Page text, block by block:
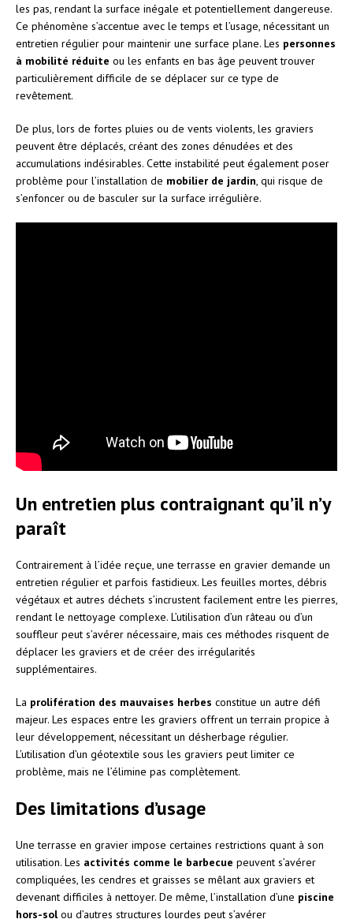
les pas, rendant la surface inégale et potentiellement dangereuse.
Ce phénomène s’accentue avec le temps et l’usage, nécessitant un
entretien régulier pour maintenir une surface plane. Les personnes
à mobilité réduite ou les enfants en bas âge peuvent trouver
particulièrement difficile de se déplacer sur ce type de
revêtement.
De plus, lors de fortes pluies ou de vents violents, les graviers
peuvent être déplacés, créant des zones dénudées et des
accumulations indésirables. Cette instabilité peut également poser
problème pour l’installation de mobilier de jardin , qui risque de
s’enfoncer ou de basculer sur la surface irrégulière.
Un entretien plus contraignant qu’il n’y
paraît
Contrairement à l’idée reçue, une terrasse en gravier demande un
entretien régulier et parfois fastidieux. Les feuilles mortes, débris
végétaux et autres déchets s’incrustent facilement entre les pierres,
rendant le nettoyage complexe. L’utilisation d’un râteau ou d’un
souffleur peut s’avérer nécessaire, mais ces méthodes risquent de
déplacer les graviers et de créer des irrégularités
supplémentaires.
La prolifération des mauvaises herbes constitue un autre défi
majeur. Les espaces entre les graviers offrent un terrain propice à
leur développement, nécessitant un désherbage régulier.
L’utilisation d’un géotextile sous les graviers peut limiter ce
problème, mais ne l’élimine pas complètement.
Des limitations d’usage
Une terrasse en gravier impose certaines restrictions quant à son
utilisation. Les activités comme le barbecue peuvent s’avérer
compliquées, les cendres et graisses se mêlant aux graviers et
devenant difficiles à nettoyer. De même, l’installation d’une piscine
hors-solou d’autres structures lourdes peut s’avérer